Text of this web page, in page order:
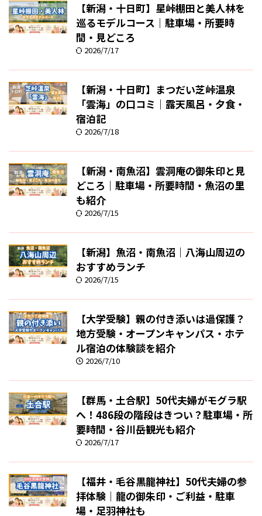
【新潟・十日町】星峠棚田と美人林を
巡るモデルコース｜駐車場・所要時
間・見どころ
2026/7/17
【新潟・十日町】まつだい芝峠温泉
「雲海」の口コミ｜露天風呂・夕食・
宿泊記
2026/7/18
【新潟・南魚沼】雲洞庵の御朱印と見
どころ｜駐車場・所要時間・魚沼の里
も紹介
2026/7/15
【新潟】魚沼・南魚沼｜八海山周辺の
おすすめランチ
2026/7/15
【大学受験】親の付き添いは過保護？
地方受験・オープンキャンパス・ホテ
ル宿泊の体験談を紹介
2026/7/10
【群馬・土合駅】50代夫婦がモグラ駅
へ！486段の階段はきつい？駐車場・所
要時間・谷川岳観光も紹介
2026/7/17
【福井・毛谷黒龍神社】50代夫婦の参
拝体験｜龍の御朱印・ご利益・駐車
場・足羽神社も